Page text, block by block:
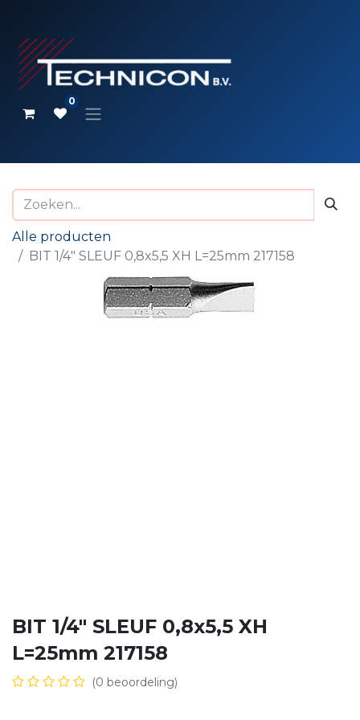
0
Alle producten
BIT 1/4" SLEUF 0,8x5,5 XH L=25mm 217158
BIT 1/4" SLEUF 0,8x5,5 XH
L=25mm 217158
(0 beoordeling)